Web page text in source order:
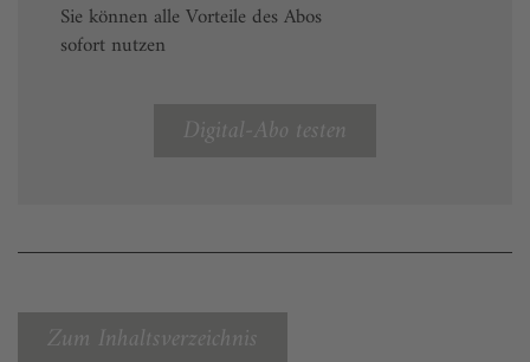
Sie können alle Vorteile des Abos
sofort nutzen
Digital-Abo testen
Zum Inhaltsverzeichnis